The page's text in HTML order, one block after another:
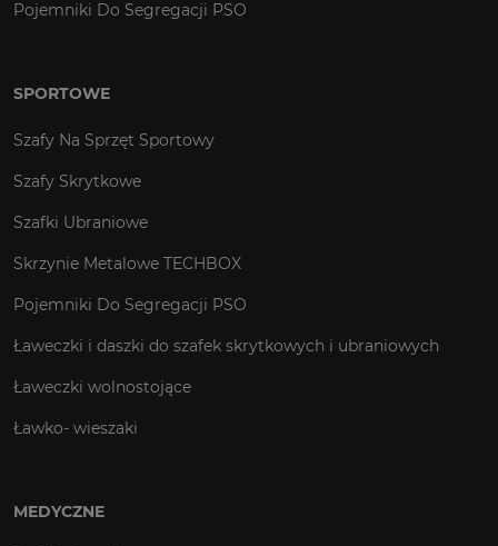
Pojemniki Do Segregacji PSO
SPORTOWE
Szafy Na Sprzęt Sportowy
Szafy Skrytkowe
Szafki Ubraniowe
Skrzynie Metalowe TECHBOX
Pojemniki Do Segregacji PSO
Ławeczki i daszki do szafek skrytkowych i ubraniowych
Ławeczki wolnostojące
Ławko- wieszaki
MEDYCZNE